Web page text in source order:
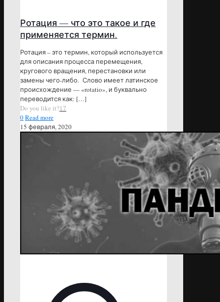
Ротация — что это такое и где
применяется термин.
Ротация – это термин, который используется
для описания процесса перемещения,
кругового вращения, перестановки или
замены чего-либо. Слово имеет латинское
происхождение — «rotatio», и буквально
переводится как: […]
Do you like it?17
0Read more
15 февраля, 2020